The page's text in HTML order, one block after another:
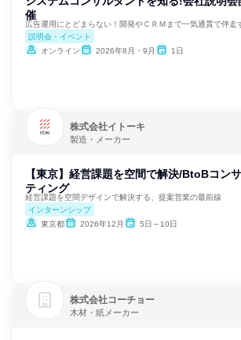
催
広告運用にとどまらない！開発やＣＲＭまで一気通貫で伴走
説明会・イベント
オンライン
2026年8月・9月 1日
株式会社イトーキ
製造・メーカー
【東京】経営課題を空間で解決/BtoBコン
ティング
経営課題を空間デザインで解決する、提案営業の最前線
インターンシップ
東京都
2026年12月 5日～10日
株式会社コーチョー
木材・紙メーカー